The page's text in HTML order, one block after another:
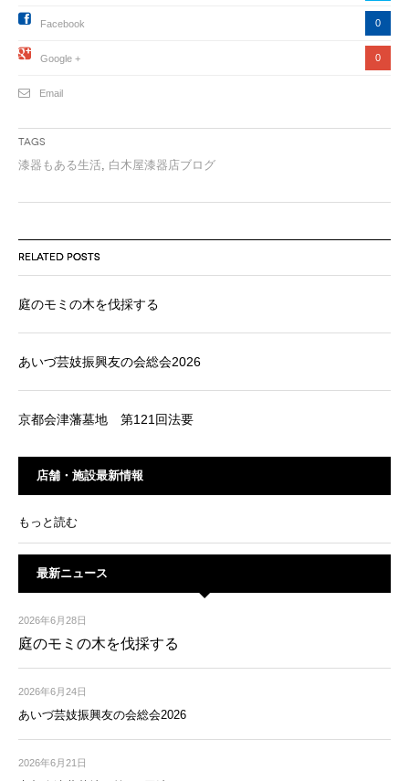
Facebook 0
Google + 0
Email
Tags
漆器もある生活 白木屋漆器店ブログ
RELATED POSTS
庭のモミの木を伐採する
あいづ芸妓振興友の会総会2026
京都会津藩墓地 第121回法要
店舗・施設最新情報
もっと読む
最新ニュース
2026年6月28日
庭のモミの木を伐採する
2026年6月24日
あいづ芸妓振興友の会総会2026
2026年6月21日